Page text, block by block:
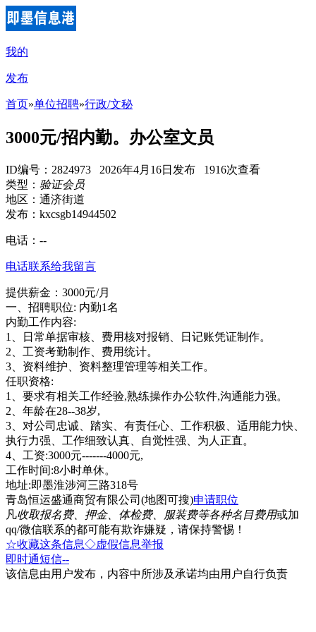
我的
发布
首页»单位招聘»行政/文秘
3000元/招内勤。办公室文员
ID编号：2824973 2026年4月16日发布 1916次查看
类型： 验证会员
地区：通济街道
发布：kxcsgb14944502
电话： --
电话联系给我留言
提供薪金：3000元/月
一、招聘职位: 内勤1名
内勤工作内容:
1、日常单据审核、费用核对报销、日记账凭证制作。
2、工资考勤制作、费用统计。
3、资料维护、资料整理管理等相关工作。
任职资格:
1、要求有相关工作经验,熟练操作办公软件,沟通能力强。
2、年龄在28--38岁,
3、对公司忠诚、踏实、有责任心、工作积极、适用能力快、
执行力强、工作细致认真、自觉性强、为人正直。
4、工资:3000元-------4000元,
工作时间:8小时单休。
地址:即墨淮涉河三路318号
青岛恒运盛通商贸有限公司(地图可搜)申请职位
凡收取报名费、押金、体检费、服装费等各种名目费用或加
qq/微信联系的都可能有欺诈嫌疑，请保持警惕！
☆收藏这条信息◇虚假信息举报
即时通短信--
该信息由用户发布，内容中所涉及承诺均由用户自行负责